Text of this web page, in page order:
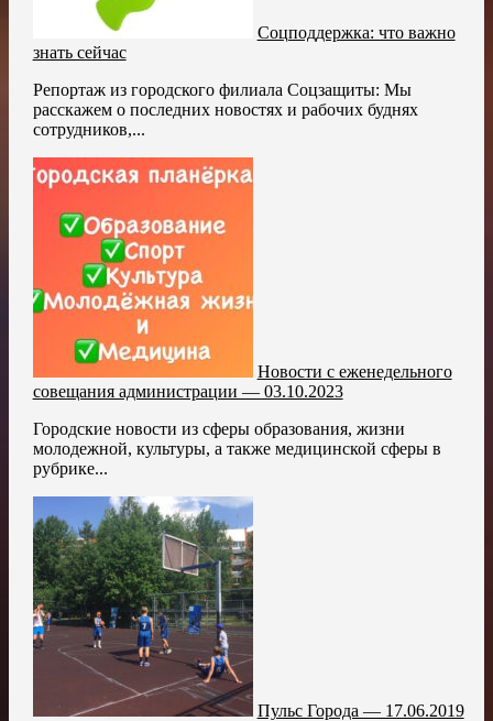
Соцподдержка: что важно
знать сейчас
Репортаж из городского филиала Соцзащиты: Мы
расскажем о последних новостях и рабочих буднях
сотрудников,...
Новости с еженедельного
совещания администрации — 03.10.2023
Городские новости из сферы образования, жизни
молодежной, культуры, а также медицинской сферы в
рубрике...
Пульс Города — 17.06.2019